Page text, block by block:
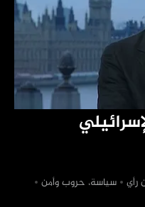
رأي
‏سياسة، حروب وأمن